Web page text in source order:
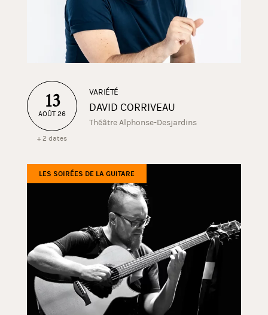
13
AOÛT 26
+ 2 dates
VARIÉTÉ
DAVID CORRIVEAU
Théâtre Alphonse-Desjardins
LES SOIRÉES DE LA GUITARE